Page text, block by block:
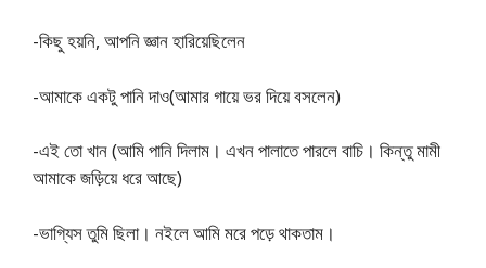
-কিছু হয়নি, আপনি জ্ঞান হারিয়েছিলেন
-আমাকে একটু পানি দাও(আমার গায়ে ভর দিয়ে বসলেন)
-এই তো খান (আমি পানি দিলাম। এখন পালাতে পারলে বাচি। কিন্তু মামী
আমাকে জড়িয়ে ধরে আছে)
-ভাগ্যিস তুমি ছিলা। নইলে আমি মরে পড়ে থাকতাম।